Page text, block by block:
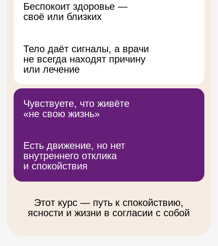
работает в любых жизненных ситуациях
Находить опору в себе и включать
телу лёгкость и силу
Получить доступ к курсу
КУРС ДЛИТСЯ 2 ДНЯ И
ПОЛНОСТЬЮ ПРАКТИЧЕСКИЙ